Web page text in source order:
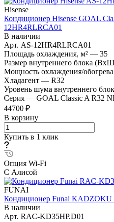
Hisense
Кондиционер Hisense GOAL
12HR4RLRCA01
В наличии
Арт. AS-12HR4RLRCA01
Площадь охлаждения, м² — 35
Размер внутреннего блока
Мощность охлаждения/
Хладагент — R32
Уровень шума внутреннего
Серия — GOAL Classic A R32
44700 ₽
В корзину
Купить в 1 клик
Опция Wi-Fi
С Алисой
FUNAI
Кондиционер Funai KADZOKU
В наличии
Арт. RAC-KD35HP.D01